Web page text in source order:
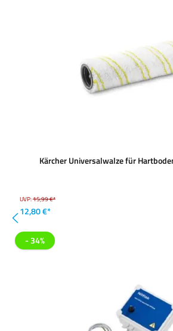
Kärcher Universalwalze für
UVP:15,99 €*
12,80 €*
- 34%